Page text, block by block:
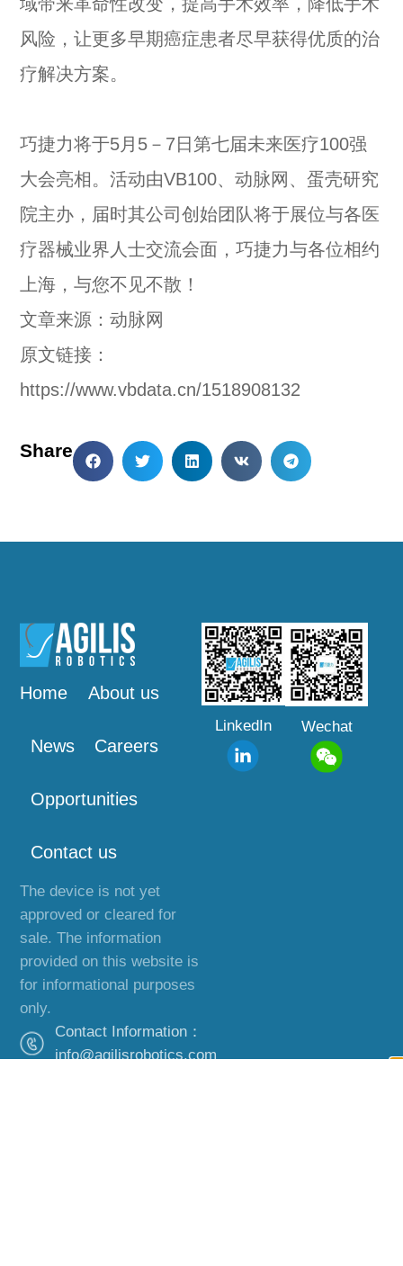
Share
域带来革命性改变，提高手术效率，降低手术
风险，让更多早期癌症患者尽早获得优质的治
疗解决方案。
巧捷力将于5月5－7日第七届未来医疗100强
大会亮相。活动由VB100、动脉网、蛋壳研究
院主办，届时其公司创始团队将于展位与各医
疗器械业界人士交流会面，巧捷力与各位相约
上海，与您不见不散！
文章来源：动脉网
原文链接：
https://www.vbdata.cn/1518908132
Home About us
News Careers
Opportunities
Contact us
The device is not yet
approved or cleared for
sale. The information
provided on this website is
for informational purposes
only.
Contact Information：
info@agilisrobotics.com
LinkedIn Wechat